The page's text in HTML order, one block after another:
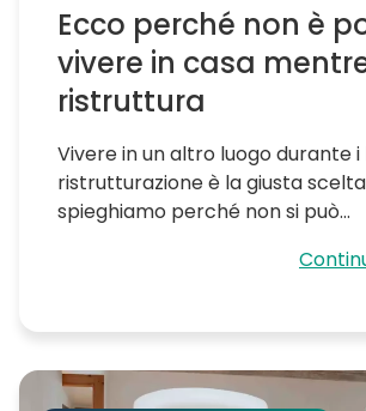
Ecco perché non è
vivere in casa
ristruttura
Vivere in un altro luogo durante i
ristrutturazione è la giusta
spieghiamo perché non si può...